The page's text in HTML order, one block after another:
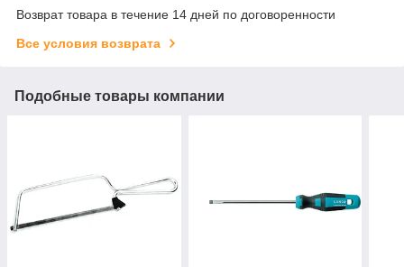
Возврат товара в течение 14 дней по договоренности
Все условия возврата
Подобные товары компании